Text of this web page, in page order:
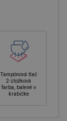
Tampónová tlač
2-zložková
farba, balené v
krabičke